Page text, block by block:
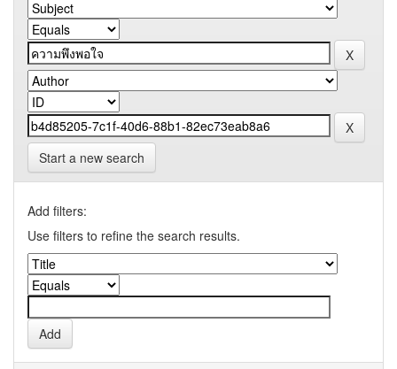
Start a new search
Add filters:
Use filters to refine the search results.